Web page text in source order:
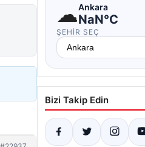
☁Ankara
NaN°C
ŞEHIR SEÇ
Bizi Takip Edin